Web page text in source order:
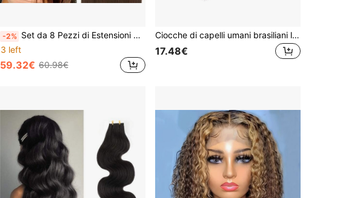
-2% Set da 8 Pezzi di Estensioni per Capelli Umani Lisci molletta-in, Colore Marrone Cioccolato #4, Capelli Umani Remy, Estensioni per Capelli Naturali, Lisci, 120g
3 left
59.32€ 60.98€
Ciocche di capelli umani brasiliani lisci, 1/3/4 pezzi, capelli umani non trattati, ciocche di capelli lisci, extension per capelli umani
17.48€